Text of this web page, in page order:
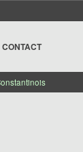
CONTACT